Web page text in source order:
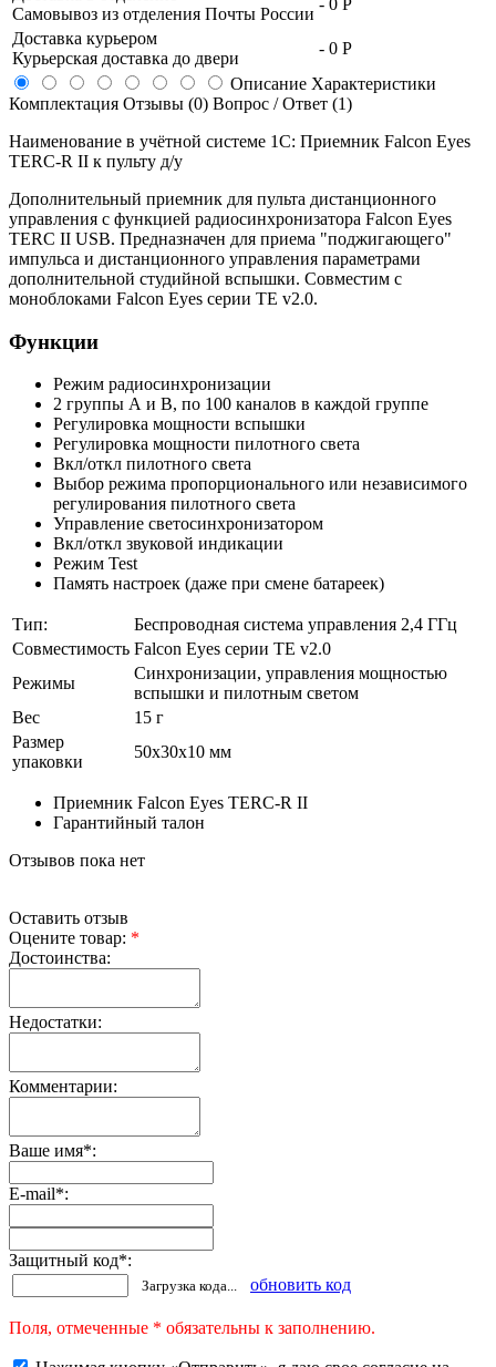
Самовывоз из отделения Почты России
Доставка курьером
Курьерская доставка до двери
- 0 Р
Описание Характеристики
Комплектация Отзывы (0) Вопрос / Ответ (1)
Наименование в учётной системе 1С: Приемник Falcon Eyes
TERC-R II к пульту д/у
Дополнительный приемник для пульта дистанционного
управления с функцией радиосинхронизатора Falcon Eyes
TERC II USB. Предназначен для приема "поджигающего"
импульса и дистанционного управления параметрами
дополнительной студийной вспышки. Совместим с
моноблоками Falcon Eyes серии TE v2.0.
Функции
Режим радиосинхронизации
2 группы А и В, по 100 каналов в каждой группе
Регулировка мощности вспышки
Регулировка мощности пилотного света
Вкл/откл пилотного света
Выбор режима пропорционального или независимого
регулирования пилотного света
Управление светосинхронизатором
Вкл/откл звуковой индикации
Режим Test
Память настроек (даже при смене батареек)
Тип:
Беспроводная система управления 2,4 ГГц
Совместимость Falcon Eyes серии TE v2.0
Режимы
Синхронизации, управления мощностью
вспышки и пилотным светом
Вес
15 г
Размер
упаковки
50x30x10 мм
Приемник Falcon Eyes TERC-R II
Гарантийный талон
Отзывов пока нет
Оставить отзыв
Оцените товар: *
Достоинства:
Недостатки:
Комментарии:
Ваше имя*:
E-mail*:
Защитный код*:
Загрузка кода... обновить код
Поля, отмеченные * обязательны к заполнению.